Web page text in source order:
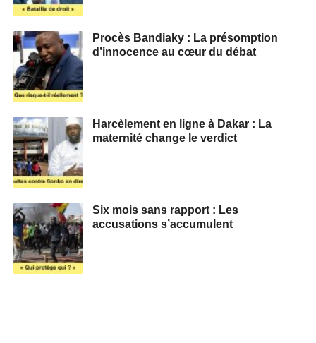
Procès Bandiaky : La présomption
d’innocence au cœur du débat
Harcèlement en ligne à Dakar : La
maternité change le verdict
Six mois sans rapport : Les
accusations s’accumulent